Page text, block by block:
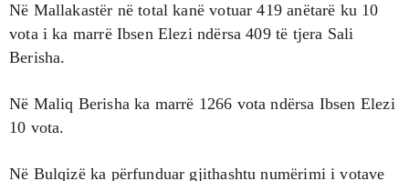
Në Mallakastër në total kanë votuar 419 anëtarë ku 10
vota i ka marrë Ibsen Elezi ndërsa 409 të tjera Sali
Berisha.
Në Maliq Berisha ka marrë 1266 vota ndërsa Ibsen Elezi
10 vota.
Në Bulqizë ka përfunduar gjithashtu numërimi i votave